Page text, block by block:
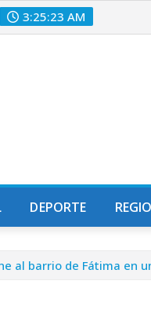
3:25:25 AM
DEPORTE
al barrio de Fátima